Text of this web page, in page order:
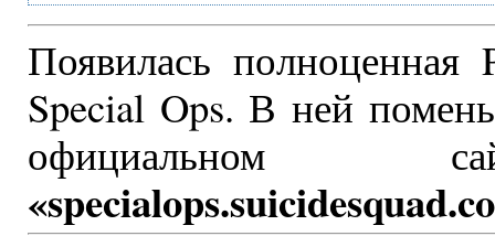
Появилась полноценная
Special Ops. В ней